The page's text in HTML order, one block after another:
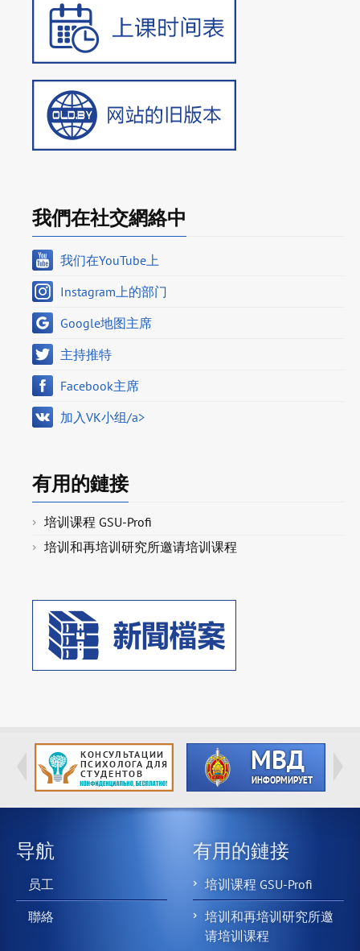
我們在社交網絡中
我们在YouTube上
Instagram上的部门
Google地图主席
主持推特
Facebook主席
加入VK小组/a>
有用的鏈接
培训课程 GSU-Profi
培训和再培训研究所邀请培训课程
导航
员工
聯絡
有用的鏈接
培训课程 GSU-Profi
培训和再培训研究所邀
请培训课程